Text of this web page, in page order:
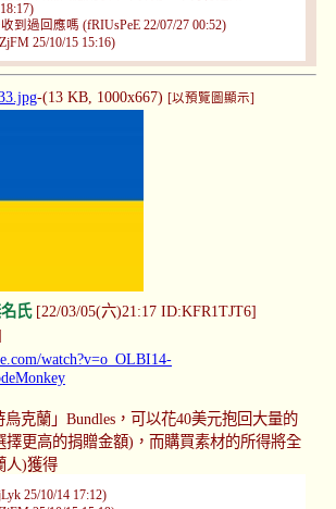
到過回應嗎 (fRIUsPeE 22/07/27 00:52)
25/10/15 15:16)
-(13 KB, 1000x667) [以預覽圖顯示]
氏[22/03/05(六)21:17 ID:KFR1TJT6]
watch?v=o_OLBI14-
克蘭」Bundles，可以花40美元抱回大量的
擇更高的捐贈金額)，而購買素材的所得將全
人)獲得
25/10/14 17:12)